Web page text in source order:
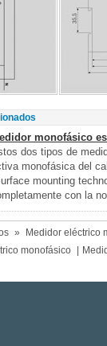
monofásico
dos tipos de
monofásica del
mounting
con la
»
Medidor eléctrico
monofásico